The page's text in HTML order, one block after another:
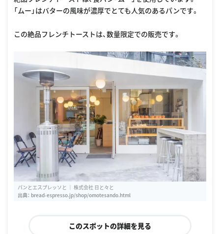
「ムー」はバターの風味が濃厚でとても人気のあるパンです。
この絶品フレンチトーストは、数量限定での販売です。
パンとエスプレッソと ｜ 株式会社 日と々と
出典： bread-espresso.jp/shop/omotesando.html
このスポットの詳細を見る